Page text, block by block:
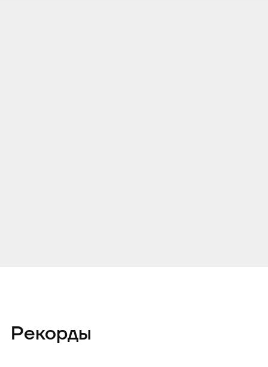
Рекорды